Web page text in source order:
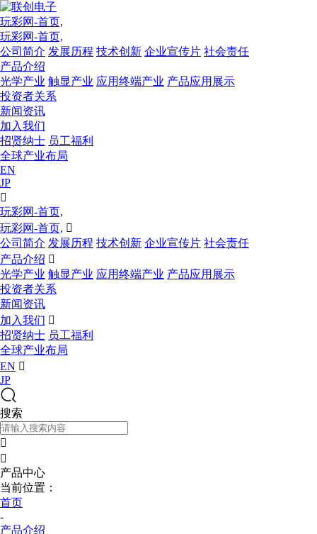
玩彩网-首页,
玩彩网-首页,
公司简介 发展历程 技术创新 企业宣传片 社会责任
产品介绍
光学产业 触显产业 应用终端产业 产品应用展示
投资者关系
新闻资讯
加入我们
招贤纳士 员工福利
全球产业布局
EN
JP

玩彩网-首页,
玩彩网-首页, 
公司简介 发展历程 技术创新 企业宣传片 社会责任
产品介绍 
光学产业 触显产业 应用终端产业 产品应用展示
投资者关系
新闻资讯
加入我们 
招贤纳士 员工福利
全球产业布局
EN 
JP
搜索


产品中心
当前位置：
首页
-
产品介绍